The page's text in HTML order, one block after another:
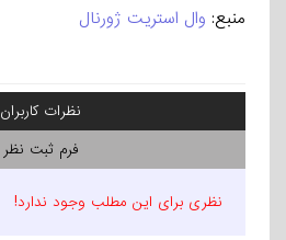
منبع: وال استریت ژورنال
نظرات کاربران
فرم ثبت نظر
نظری برای این مطلب وجود ندارد!